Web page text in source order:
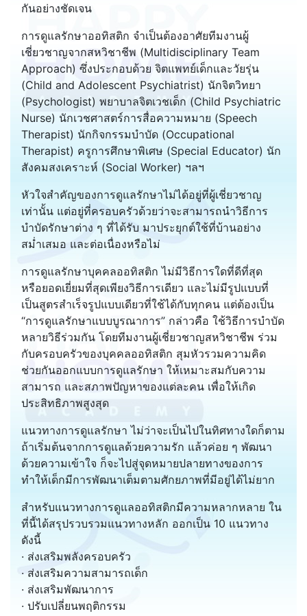
กันอย่างชัดเจน
การดูแลรักษาออทิสติก จำเป็นต้องอาศัยทีมงานผู้
เชี่ยวชาญจากสหวิชาชีพ (Multidisciplinary Team
Approach) ซึ่งประกอบด้วย จิตแพทย์เด็กและวัยรุ่น
(Child and Adolescent Psychiatrist) นักจิตวิทยา
(Psychologist) พยาบาลจิตเวชเด็ก (Child Psychiatric
Nurse) นักเวชศาสตร์การสื่อความหมาย (Speech
Therapist) นักกิจกรรมบำบัด (Occupational
Therapist) ครูการศึกษาพิเศษ (Special Educator) นัก
สังคมสงเคราะห์ (Social Worker) ฯลฯ
หัวใจสำคัญของการดูแลรักษาไม่ได้อยู่ที่ผู้เชี่ยวชาญ
เท่านั้น แต่อยู่ที่ครอบครัวด้วยว่าจะสามารถนำวิธีการ
บำบัดรักษาต่าง ๆ ที่ได้รับ มาประยุกต์ใช้ที่บ้านอย่าง
สม่ำเสมอ และต่อเนื่องหรือไม่
การดูแลรักษาบุคคลออทิสติก ไม่มีวิธีการใดที่ดีที่สุด
หรือยอดเยี่ยมที่สุดเพียงวิธีการเดียว และไม่มีรูปแบบที่
เป็นสูตรสำเร็จรูปแบบเดียวที่ใช้ได้กับทุกคน แต่ต้องเป็น
“การดูแลรักษาแบบบูรณาการ” กล่าวคือ ใช้วิธีการบำบัด
หลายวิธีร่วมกัน โดยทีมงานผู้เชี่ยวชาญสหวิชาชีพ ร่วม
กับครอบครัวของบุคคลออทิสติก สุมหัวรวมความคิด
ช่วยกันออกแบบการดูแลรักษา ให้เหมาะสมกับความ
สามารถ และสภาพปัญหาของแต่ละคน เพื่อให้เกิด
ประสิทธิภาพสูงสุด
แนวทางการดูแลรักษา ไม่ว่าจะเป็นไปในทิศทางใดก็ตาม
ถ้าเริ่มต้นจากการดูแลด้วยความรัก แล้วค่อย ๆ พัฒนา
ด้วยความเข้าใจ ก็จะไปสู่จุดหมายปลายทางของการ
ทำให้เด็กมีการพัฒนาเต็มตามศักยภาพที่มีอยู่ได้ไม่ยาก
สำหรับแนวทางการดูแลออทิสติกมีความหลากหลาย ใน
ที่นี้ได้สรุปรวบรวมแนวทางหลัก ออกเป็น 10 แนวทาง
ดังนี้
· ส่งเสริมพลังครอบครัว
· ส่งเสริมความสามารถเด็ก
· ส่งเสริมพัฒนาการ
· ปรับเปลี่ยนพฤติกรรม